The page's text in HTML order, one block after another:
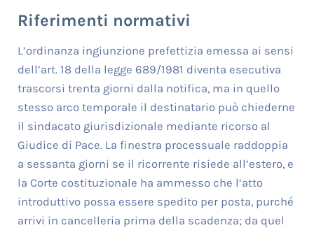
Riferimenti normativi
L’ordinanza ingiunzione prefettizia emessa ai sensi
dell’art. 18 della legge 689/1981 diventa esecutiva
trascorsi trenta giorni dalla notifica, ma in quello
stesso arco temporale il destinatario può chiederne
il sindacato giurisdizionale mediante ricorso al
Giudice di Pace. La finestra processuale raddoppia
a sessanta giorni se il ricorrente risiede all’estero, e
la Corte costituzionale ha ammesso che l’atto
introduttivo possa essere spedito per posta, purché
arrivi in cancelleria prima della scadenza; da quel